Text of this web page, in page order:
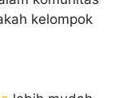
kelompok